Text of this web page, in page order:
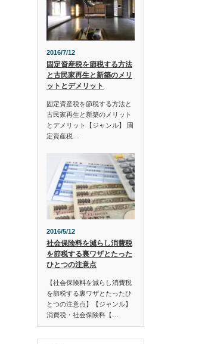
2016/7/12
固定資産税を節税する方法
と古民家再生と新築のメリ
ットとデメリット
固定資産税を節税する方法と
古民家再生と新築のメリット
とデメリット【ジャンル】 固
定資産税…
2016/5/12
社会保険料を減らし消費税
を節税する裏ワザとたった
ひとつの注意点
【社会保険料を減らし消費税
を節税する裏ワザとたったひ
とつの注意点】【ジャンル】
消費税・社会保険料【…